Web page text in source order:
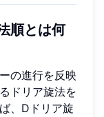
順とは何
の進行を反映
ドリア旋法を
、Dドリア旋